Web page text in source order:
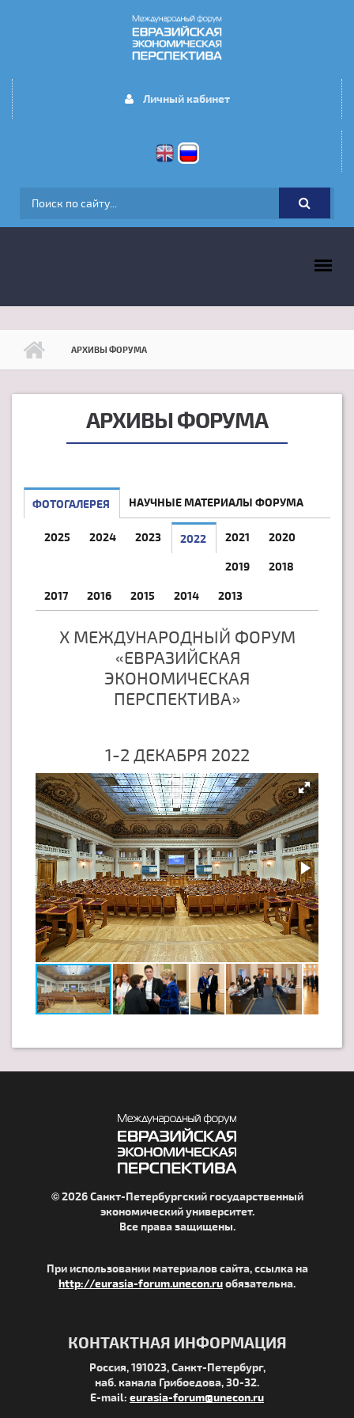
Личный кабинет
ФОРМА ПОИСКА
АРХИВЫ ФОРУМА
АРХИВЫ ФОРУМА
ФОТОГАЛЕРЕЯ НАУЧНЫЕ МАТЕРИАЛЫ ФОРУМА
2025 2024 2023 2022 2021 2020
2019 2018
2017 2016 2015 2014 2013
X МЕЖДУНАРОДНЫЙ ФОРУМ
«ЕВРАЗИЙСКАЯ
ЭКОНОМИЧЕСКАЯ
ПЕРСПЕКТИВА»
1-2 ДЕКАБРЯ 2022
© 2026 Санкт-Петербургский государственный
экономический университет.
Все права защищены.
При использовании материалов сайта, ссылка на
http://eurasia-forum.unecon.ruобязательна.
КОНТАКТНАЯ ИНФОРМАЦИЯ
Россия, 191023, Санкт-Петербург,
наб. канала Грибоедова, 30-32.
E-mail: eurasia-forum@unecon.ru